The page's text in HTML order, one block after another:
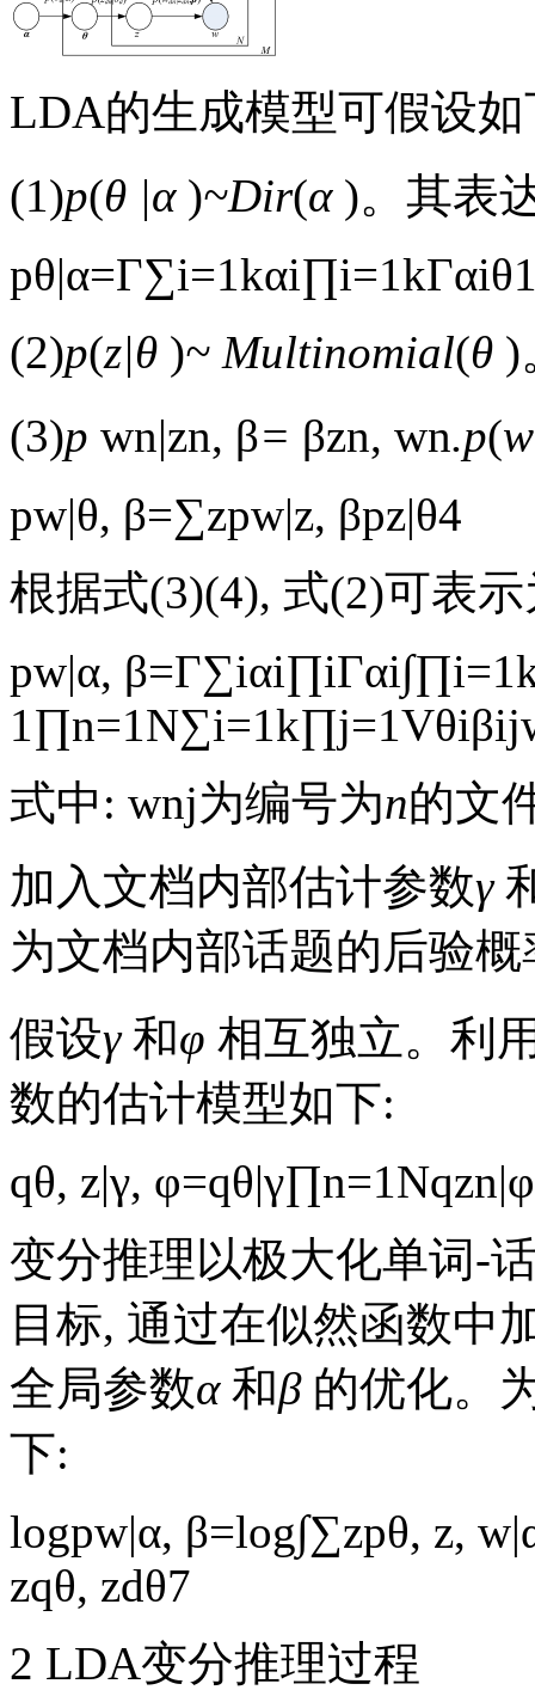
LDA的生成模型可假设如
(1)p(θ |α )~Dir(α )。其表
pθ|α=Γ∑i=1kαi∏i=1kΓαiθ
(2)p(z|θ )~ Multinomial(θ )
(3)p wn|zn, β= βzn, wn.p(w
pw|θ, β=∑zpw|z, βpz|θ4
根据式(3)(4), 式(2)可表
pw|α, β=Γ∑iαi∏iΓαi∫∏i=1
1∏n=1N∑i=1k∏j=1Vθiβij
式中: wnj为编号为n的文
加入文档内部估计参数γ
为文档内部话题的后验
假设γ和φ 相互独立。利
数的估计模型如下:
qθ, z|γ, φ=qθ|γ∏n=1 Nqzn|φ
变分推理以极大化单词-
目标, 通过在似然函数中
全局参数α 和β 的优化。
下:
logpw|α, β=log∫∑zpθ, z, w|
zqθ, zdθ7
2 LDA变分推理过程